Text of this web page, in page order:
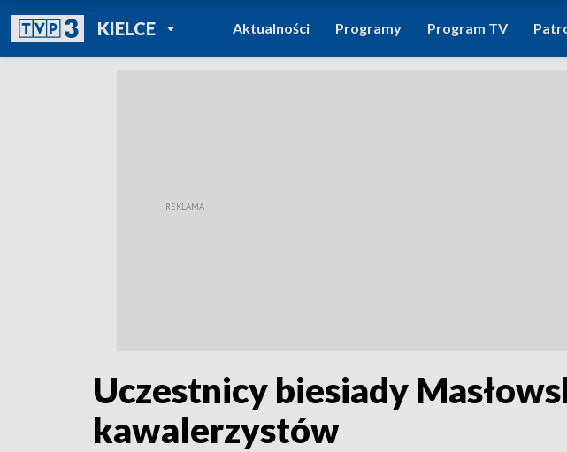
KIELCEPOWRÓT DO
TVP REGIONY
Aktualności Programy Program TV
Uczestnicy biesiady
kawalerzystów